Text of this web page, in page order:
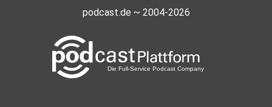
podcast.de ~ 2004-2026